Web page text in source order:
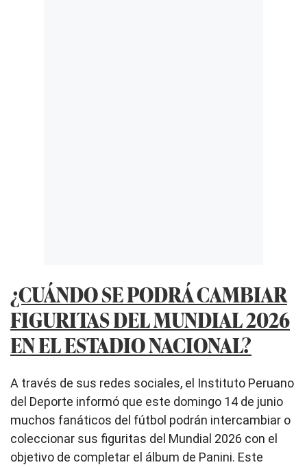
¿CUÁNDO SE PODRÁ CAMBIAR
FIGURITAS DEL MUNDIAL 2026
EN EL ESTADIO NACIONAL?
A través de sus redes sociales, el Instituto Peruano
del Deporte informó que este domingo 14 de junio
muchos fanáticos del fútbol podrán intercambiar o
coleccionar sus figuritas del Mundial 2026 con el
objetivo de completar el álbum de Panini. Este